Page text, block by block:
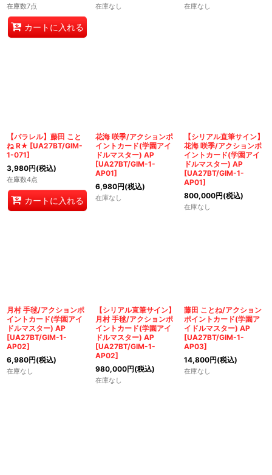
在庫数7点
カートに入れる
在庫なし 在庫なし
【パラレル】藤田 こと
ね R★ [UA27BT/GIM-
1-071]
3,980円(税込)
在庫数4点
カートに入れる
花海 咲季/アクションポ
イントカード(学園アイ
ドルマスター) AP
[UA27BT/GIM-1-
AP01]
6,980円(税込)
在庫なし
【シリアル直筆サイン】
花海 咲季/アクションポ
イントカード(学園アイ
ドルマスター) AP
[UA27BT/GIM-1-
AP01]
800,000円(税込)
在庫なし
月村 手毬/アクションポ
イントカード(学園アイ
ドルマスター) AP
[UA27BT/GIM-1-
AP02]
6,980円(税込)
在庫なし
【シリアル直筆サイン】
月村 手毬/アクションポ
イントカード(学園アイ
ドルマスター) AP
[UA27BT/GIM-1-
AP02]
980,000円(税込)
在庫なし
藤田 ことね/アクション
ポイントカード(学園ア
イドルマスター) AP
[UA27BT/GIM-1-
AP03]
14,800円(税込)
在庫なし